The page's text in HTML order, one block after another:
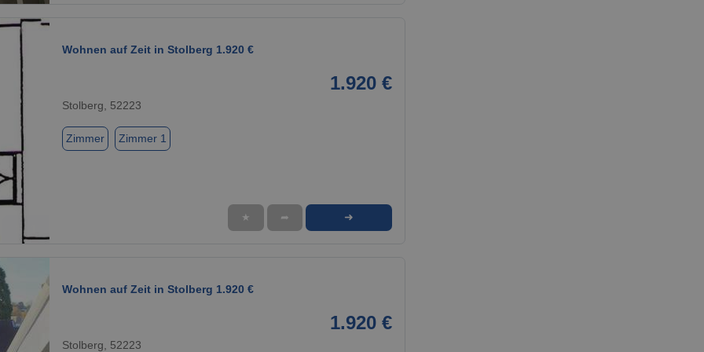
1 / 1
Wohnen auf Zeit in Stolberg 1.920 €
1.920 €
Stolberg, 52223
Zimmer Zimmer 1
★ ➦ ➜
Wohnen auf Zeit in Stolberg 1.920 €
1.920 €
Stolberg, 52223